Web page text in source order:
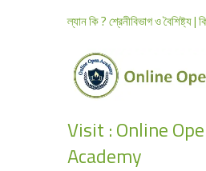
ল্যান কি ? শ্রেনীবিভাগ ও বৈশিষ্ট্য |
Visit : Online
Academy